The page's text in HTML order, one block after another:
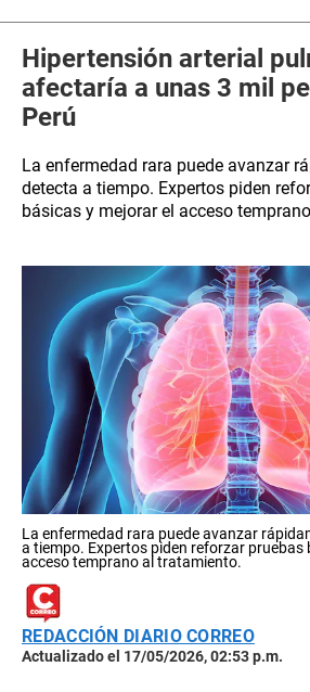
Hipertensión arterial
afectaría a unas 3 mil
Perú
La enfermedad rara puede avanzar
detecta a tiempo. Expertos piden
básicas y mejorar el acceso
La enfermedad rara puede avanzar
a tiempo. Expertos piden reforzar pruebas
acceso temprano al tratamiento.
REDACCIÓN DIARIO CORREO
Actualizado el 17/05/2026, 02:53 p.m.